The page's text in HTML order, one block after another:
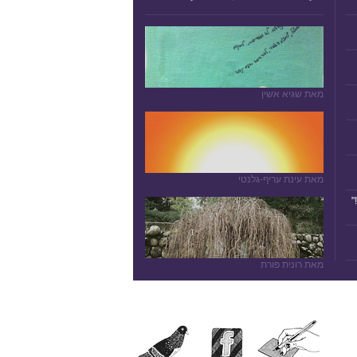
מאת שגיא אשין
מאת עינת עריף-גלנטי
מאת רונית פורת